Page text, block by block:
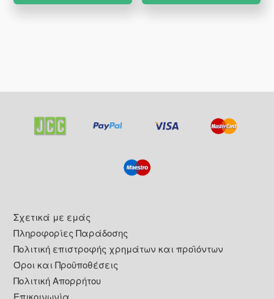
Footer
Σχετικά με εμάς
Πληροφορίες Παράδοσης
Πολιτική επιστροφής χρημάτων και προϊόντων
Όροι και Προϋποθέσεις
Πολιτική Απορρήτου